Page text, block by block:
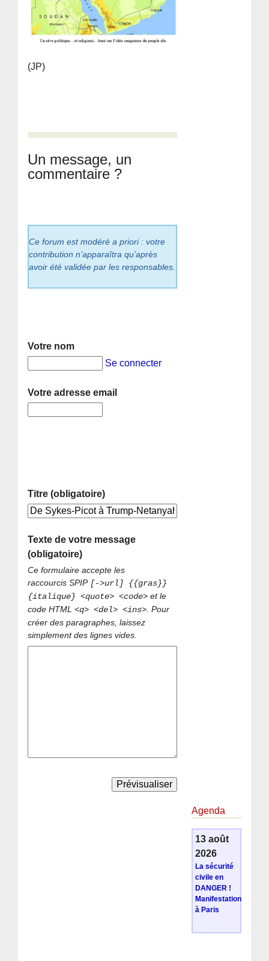
(JP)
Un message, un
commentaire ?
Ce forum est modéré a priori : votre
contribution n’apparaîtra qu’après
avoir été validée par les responsables.
Votre nom
Se connecter
Votre adresse email
Titre (obligatoire)
Texte de votre message
(obligatoire)
Ce formulaire accepte les
raccourcis SPIP [->url] {{gras}}
{italique} <quote> <code> et le
code HTML<q> <del> <ins>. Pour
créer des paragraphes, laissez
simplement des lignes vides.
Agenda
13 août
2026
La sécurité
civile en
DANGER !
Manifestation
à Paris